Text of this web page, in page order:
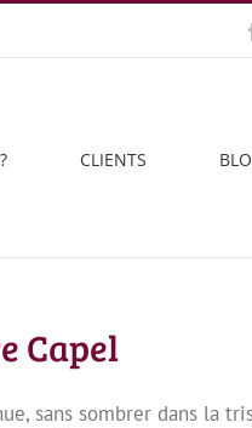
CLIENTS
Capel
sans sombrer dans la